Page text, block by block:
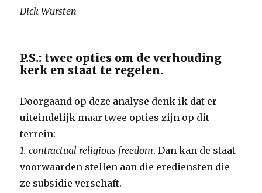
Dick Wursten
P.S.: twee opties om de verhouding
kerk en staat te regelen.
Doorgaand op deze analyse denk ik dat er
uiteindelijk maar twee opties zijn op dit
terrein:
1. contractual religious freedom. Dan kan de staat
voorwaarden stellen aan die erediensten die
ze subsidie verschaft.